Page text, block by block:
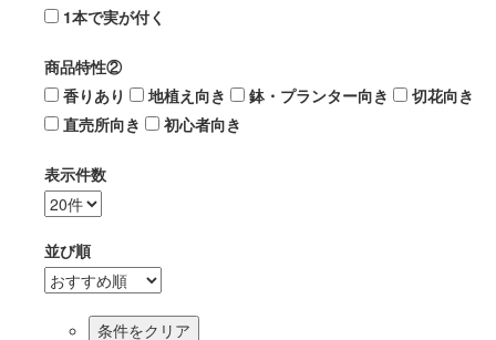
1本で実が付く
商品特性②
香りあり
地植え向き 鉢・プランター向き
切花向き
直売所向き
初心者向き
表示件数
並び順